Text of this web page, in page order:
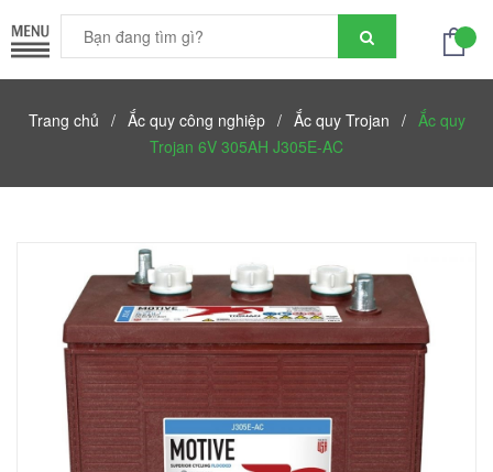
Trang chủ / Ắc quy công nghiệp / Ắc quy Trojan / Ắc quy
Trojan 6V 305AH J305E-AC